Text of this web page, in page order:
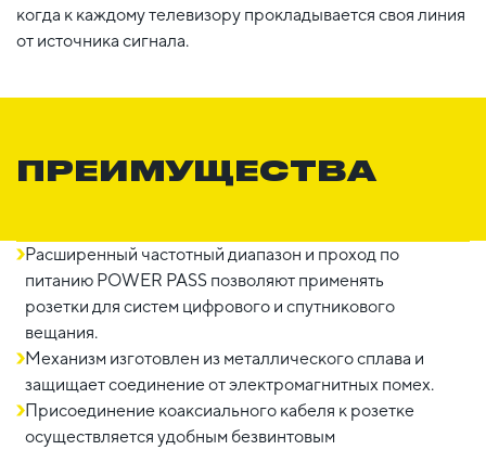
когда к каждому телевизору прокладывается своя линия
от источника сигнала.
ПРЕИМУЩЕСТВА
Расширенный частотный диапазон и проход по
питанию POWER PASS позволяют применять
розетки для систем цифрового и спутникового
вещания.
Механизм изготовлен из металлического сплава и
защищает соединение от электромагнитных помех.
Присоединение коаксиального кабеля к розетке
осуществляется удобным безвинтовым